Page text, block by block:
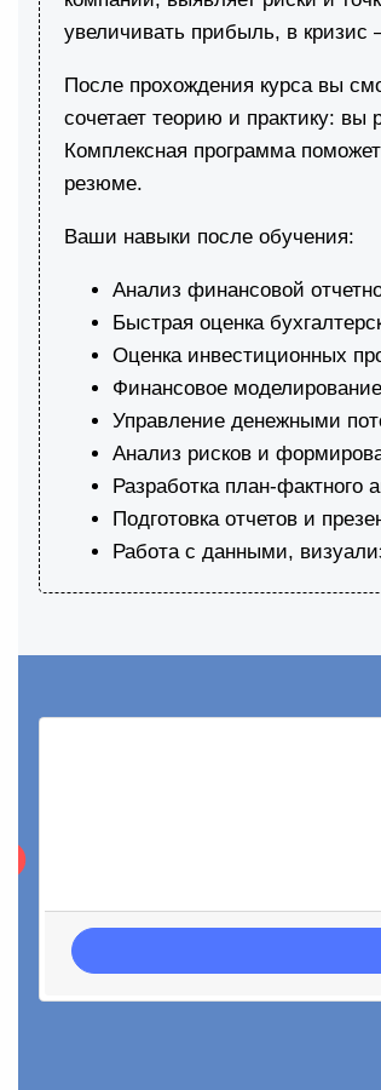
увеличивать прибыль, в кризис
После прохождения курса вы
сочетает теорию и практику:
Комплексная программа
резюме.
Ваши навыки после обучения:
Анализ финансовой
Быстрая оценка
Оценка инвестиционных
Финансовое
Управление денежными
Анализ рисков и
Разработка план-фактного
Подготовка отчетов и
Работа с данными,